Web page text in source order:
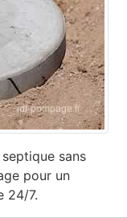
sans
pour un
24/7.